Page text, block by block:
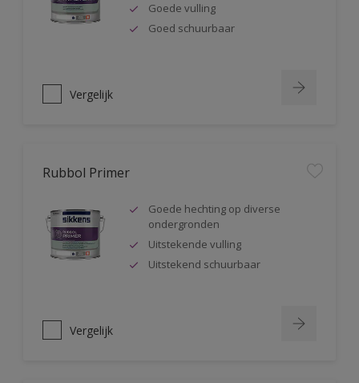
Goede vulling
Goed schuurbaar
Vergelijk
Rubbol Primer
Goede hechting op diverse
ondergronden
Uitstekende vulling
Uitstekend schuurbaar
Vergelijk